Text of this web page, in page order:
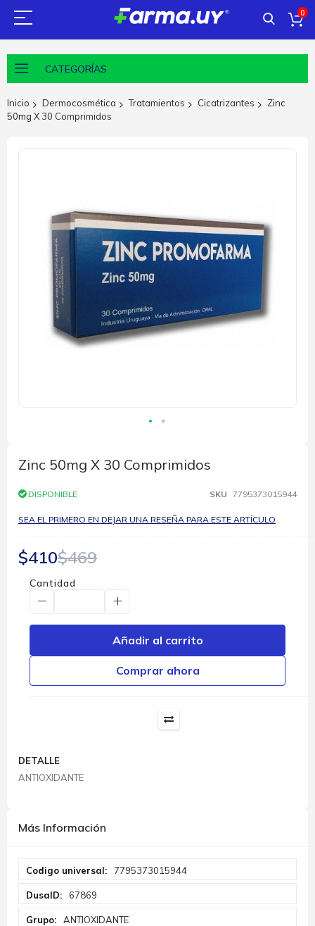
0
CATEGORÍAS
Inicio Dermocosmética Tratamientos Cicatrizantes
Zinc
50mg X 30 Comprimidos
imágenes
comienzo
de
galería
imágenes
Zinc 50mg X 30 Comprimidos
DISPONIBLE SKU 7795373015944
SEA EL PRIMERO EN DEJAR UNA RESEÑA PARA ESTE ARTÍCULO
$410$469
Cantidad
Añadir al carrito
Comprar ahora
DETALLE
ANTIOXIDANTE
Más Información
Información
7795373015944
67869
ANTIOXIDANTE